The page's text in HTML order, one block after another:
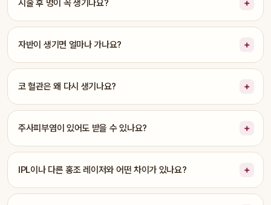
시술 후 멍이 꼭 생기나요?
자반이 생기면 얼마나 가나요?
코 혈관은 왜 다시 생기나요?
주사피부염이 있어도 받을 수 있나요?
IPL이나 다른 홍조 레이저와 어떤 차이가 있나요?